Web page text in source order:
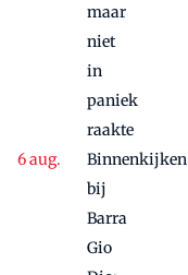
maar
niet
in
paniek
raakte
Binnenkijken
bij
Barra
Gio